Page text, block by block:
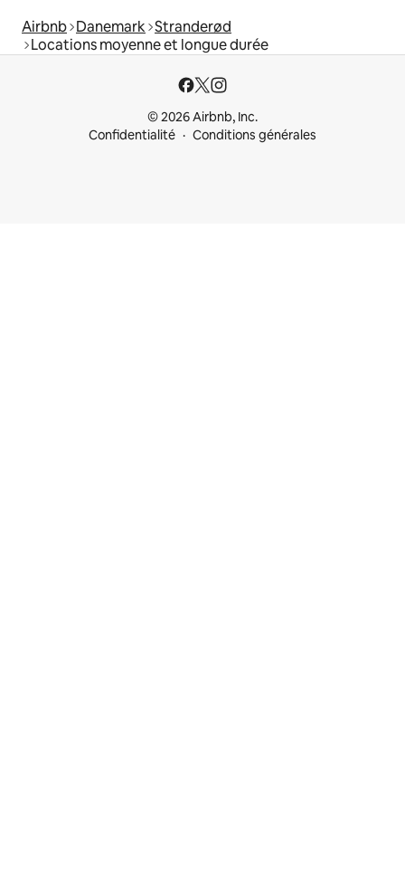
Airbnb Danemark Stranderød
Locations moyenne et longue durée
© 2026 Airbnb, Inc.
Confidentialité
Conditions générales